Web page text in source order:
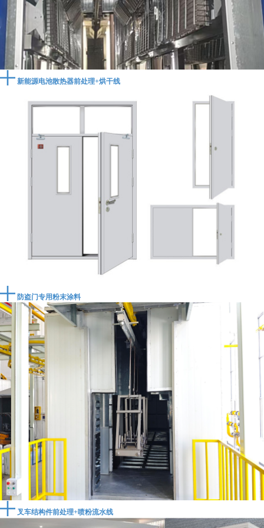
新能源电池散热器前处理+烘干线
防盗门专用粉末涂料
叉车结构件前处理+喷粉流水线